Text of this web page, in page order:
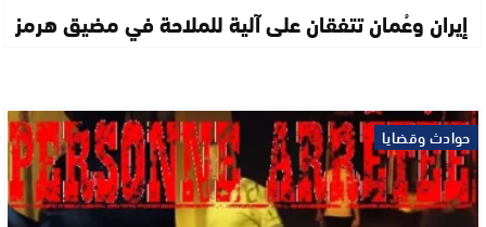
إيران وعُمان تتفقان على آلية للملاحة في مضيق هرمز
حوادث وقضايا